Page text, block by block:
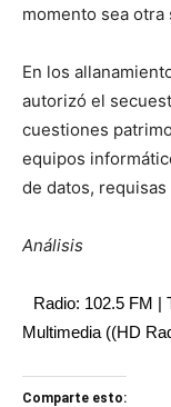
momento sea
En los
autorizó el
cuestiones
equipos
de datos,
Análisis
Radio: 102.5 FM |
Multimedia ((HD
Comparte esto: